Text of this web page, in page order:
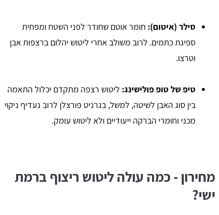
סילר (איטום): חומר אוטם שחודר לפני השטח ומפחית
ספיגת כתמים. לרוב משולב אחרי ליטוש יהלום ברצפות אבן
וטרצו.
טיפ של טופ פולישינג: ליטוש רצפה מתקדם יכלול התאמה
בין סוג האבן לשיטה, למשל, בגרניט פורצלן לרוב נעדיף ניקוי
מכני וחומרי הברקה ייעודיים ולא ליטוש עומק.
מחירון - כמה עולה ליטוש ריצוף ברמת
ישי?